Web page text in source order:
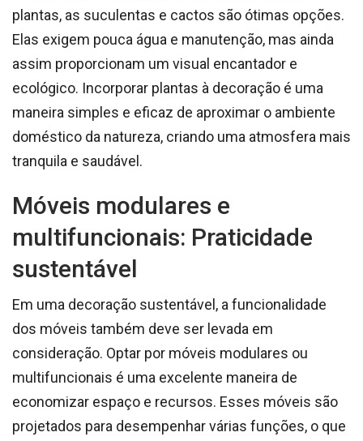
plantas, as suculentas e cactos são ótimas opções.
Elas exigem pouca água e manutenção, mas ainda
assim proporcionam um visual encantador e
ecológico. Incorporar plantas à decoração é uma
maneira simples e eficaz de aproximar o ambiente
doméstico da natureza, criando uma atmosfera mais
tranquila e saudável.
Móveis modulares e
multifuncionais: Praticidade
sustentável
Em uma decoração sustentável, a funcionalidade
dos móveis também deve ser levada em
consideração. Optar por móveis modulares ou
multifuncionais é uma excelente maneira de
economizar espaço e recursos. Esses móveis são
projetados para desempenhar várias funções, o que